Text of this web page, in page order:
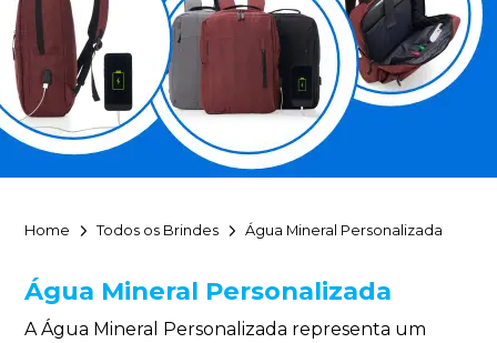
Home Todos os Brindes Água Mineral Personalizada
Água Mineral Personalizada
A Água Mineral Personalizada representa um